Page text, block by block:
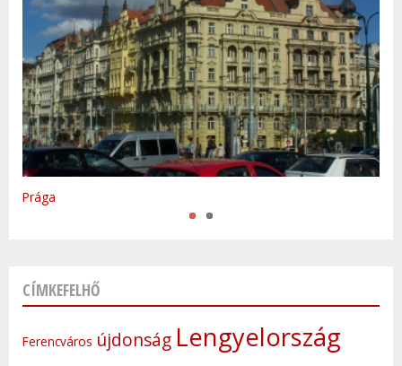
Prága
Varsó
CÍMKEFELHŐ
Ferencváros újdonság Lengyelország